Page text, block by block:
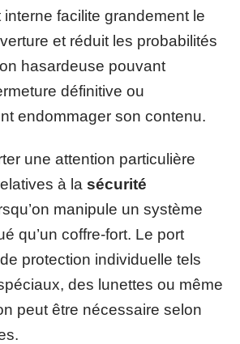
facilite grandement le
et réduit les probabilités
hasardeuse pouvant
définitive ou
endommager son contenu.
une attention particulière
à la sécurité
manipule un système
qu’un coffre-fort. Le port
protection individuelle tels
des lunettes ou même
peut être nécessaire selon